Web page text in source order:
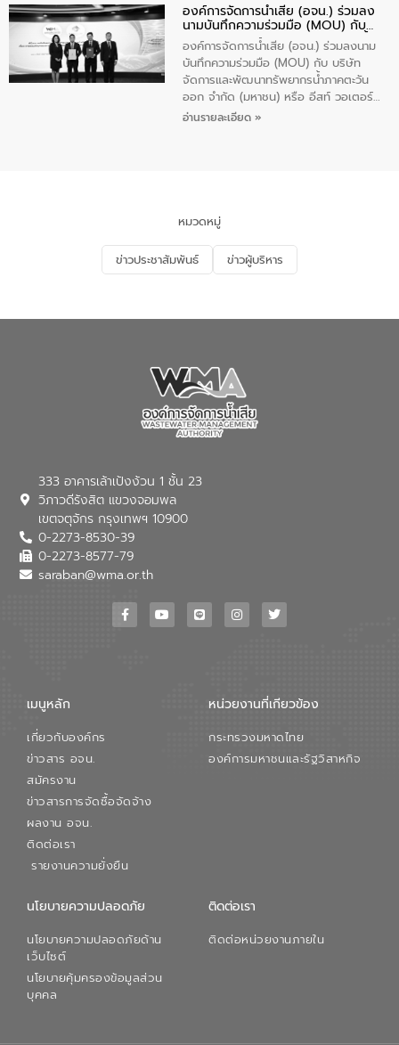
ชุมชนและการบำบัดน้ำเสียเบื้องต้น ให้กับ
นักเรียนชั้นประถมศึกษาปีที่ 5 โรงเรียน
เทศบาล 1 (พะเยาประชานุกูล) จำนวน 30
คน
องค์การจัดการน้ำเสีย (อจน.) ร่วมลง
นามบันทึกความร่วมมือ (MOU) กับ
บริษัท จัดการและพัฒนาทรัพยากรน้ำ
ภาคตะวันออก จำกัด (มหาชน) หรือ อีส
ท์ วอเตอร์
องค์การจัดการน้ำเสีย (อจน.) ร่วมลงนาม
บันทึกความร่วมมือ (MOU) กับ บริษัท
จัดการและพัฒนาทรัพยากรน้ำภาคตะวัน
ออก จำกัด (มหาชน) หรือ อีสท์ วอเตอร์
เมื่อวันอังคารที่ 4 สิงหาคม 2569 ณ ห้อง
ด้านน้ำของประเทศ และเตรียมความพร้อม
รองรับการเติบโตของเมือง รวมถึงการ
ลงทุนในอุตสาหกรรมแห่งอนาคต ตลอดจน
มุ่งตอบโจทย์ความท้าทายจากวิกฤตการ
ในครั้งนี้เป็นการดึงจุดแข็งและความ
(อจน.) มาผสานกับประสบการณ์และ
เทคโนโลยีโครงข่ายน้ำครบวงจรในพื้นที่ EEC
ของอีสท์ วอเตอร์ เพื่อร่วมกันศึกษา
เทคโนโลยีการปรับปรุงคุณภาพน้ำ (Water
Reuse) และพัฒนารูปแบบการดำเนินงาน
ใช้น้ำที่พุ่งสูงขึ้นจากการขยายตัวของ
การองค์การจัดการน้ำเสีย กล่าวถึงภารกิจ
เพื่อสนับสนุนการพัฒนาเมืองอย่างยั่งยืน
ขณะที่ นายบดินทร์ อุดล กรรมการผู้อำนวย
สมดุลทางเศรษฐกิจและสิ่งแวดล้อมได้อย่าง
ภาคเอกชนในครั้งนี้ นับเป็นก้าวสำคัญของ
องค์การจัดการน้ำเสีย (อจน.) ในการร่วมวาง
อ่านรายละเอียด »
หมวดหมู่
ข่าวประชาสัมพันธ์ ข่าวผู้บริหาร
333 อาคารเล้าเป้งง้วน 1 ชั้น 23
วิภาวดีรังสิต แขวงจอมพล
เขตจตุจักร กรุงเทพฯ 10900
0-2273-8530-39
0-2273-8577-79
saraban@wma.or.th
เมนูหลัก
เกี่ยวกับองค์กร
ข่าวสาร อจน.
สมัครงาน
ข่าวสารการจัดซื้อจัดจ้าง
ผลงาน อจน.
ติดต่อเรา
รายงานความยั่งยืน
หน่วยงานที่เกียวข้อง
กระทรวงมหาดไทย
องค์การมหาชนและรัฐวิสาหกิจ
นโยบายความปลอดภัย
นโยบายความปลอดภัยด้าน
เว็บไซต์
นโยบายคุ้มครองข้อมูลส่วน
บุคคล
ติดต่อเรา
ติดต่อหน่วยงานภายใน